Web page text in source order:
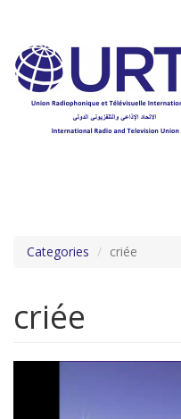
contenu
principal
Categories criée
criée